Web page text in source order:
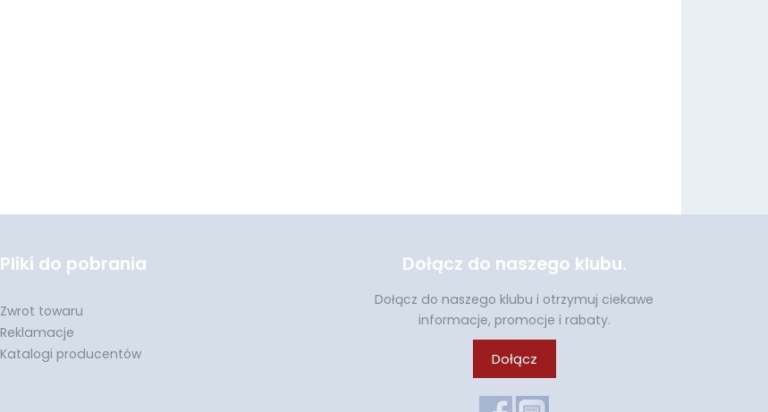
Pliki do pobrania
Zwrot towaru
Reklamacje
Katalogi producentów
Dołącz do naszego klubu.
Dołącz do naszego klubu i otrzymuj ciekawe
informacje, promocje i rabaty.
Dołącz